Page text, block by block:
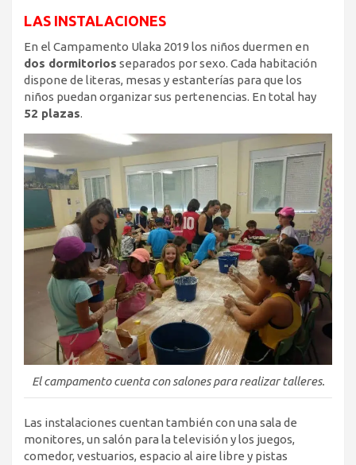
LAS INSTALACIONES
En el Campamento Ulaka 2019 los niños duermen en
dos dormitorios separados por sexo. Cada habitación
dispone de literas, mesas y estanterías para que los
niños puedan organizar sus pertenencias. En total hay
52 plazas.
El campamento cuenta con salones para realizar talleres.
Las instalaciones cuentan también con una sala de
monitores, un salón para la televisión y los juegos,
comedor, vestuarios, espacio al aire libre y pistas